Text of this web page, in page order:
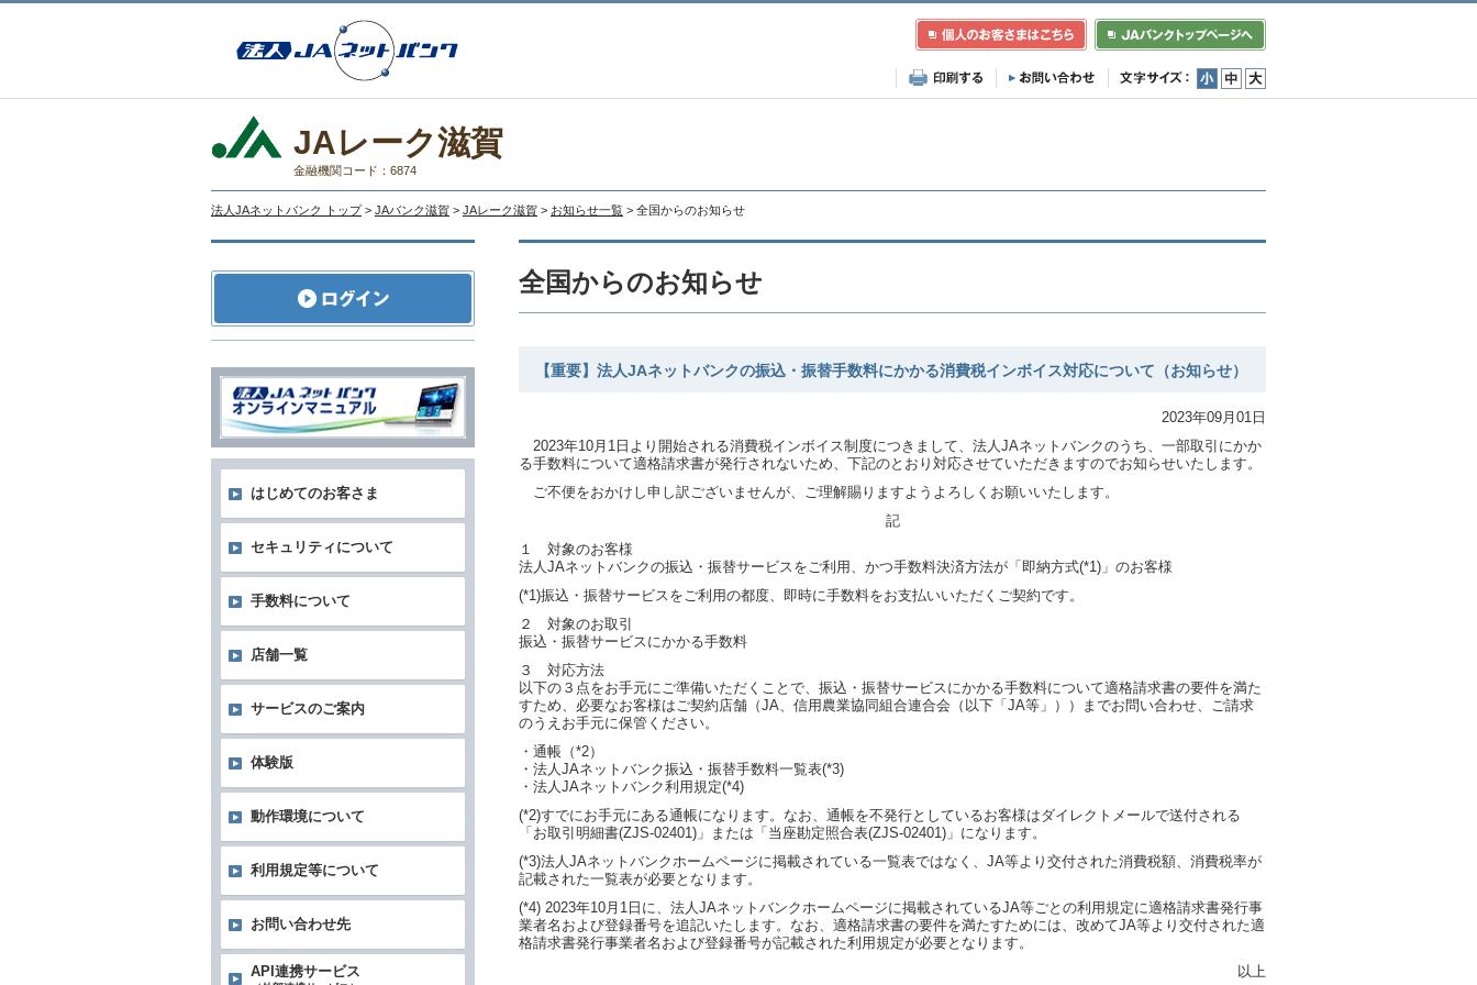
小 中 大
JAレーク滋賀
金融機関コード：6874
法人JAネットバンク トップ > JAバンク滋賀 > JAレーク滋賀 > お知らせ一覧 > 全国からのお知らせ
全国からのお知らせ
【重要】法人JAネットバンクの振込・振替手数料にかかる消費税インボイス対応について（お知らせ）
2023年09月01日
2023年10月1日より開始される消費税インボイス制度につきまして、法人JAネットバンクのうち、一部取引にかか
る手数料について適格請求書が発行されないため、下記のとおり対応させていただきますのでお知らせいたします。
ご不便をおかけし申し訳ございませんが、ご理解賜りますようよろしくお願いいたします。
記
１ 対象のお客様
法人JAネットバンクの振込・振替サービスをご利用、かつ手数料決済方法が「即納方式(*1)」のお客様
(*1)振込・振替サービスをご利用の都度、即時に手数料をお支払いいただくご契約です。
２ 対象のお取引
振込・振替サービスにかかる手数料
３ 対応方法
以下の３点をお手元にご準備いただくことで、振込・振替サービスにかかる手数料について適格請求書の要件を満た
すため、必要なお客様はご契約店舗（JA、信用農業協同組合連合会（以下「JA等」））までお問い合わせ、ご請求
のうえお手元に保管ください。
・通帳（*2）
・法人JAネットバンク振込・振替手数料一覧表(*3)
・法人JAネットバンク利用規定(*4)
(*2)すでにお手元にある通帳になります。なお、通帳を不発行としているお客様はダイレクトメールで送付される
「お取引明細書(ZJS-02401)」または「当座勘定照合表(ZJS-02401)」になります。
(*3)法人JAネットバンクホームページに掲載されている一覧表ではなく、JA等より交付された消費税額、消費税率が
記載された一覧表が必要となります。
(*4) 2023年10月1日に、法人JAネットバンクホームページに掲載されているJA等ごとの利用規定に適格請求書発行事
業者名および登録番号を追記いたします。なお、適格請求書の要件を満たすためには、改めてJA等より交付された適
格請求書発行事業者名および登録番号が記載された利用規定が必要となります。
以上
はじめてのお客さま
セキュリティについて
手数料について
店舗一覧
サービスのご案内
体験版
動作環境について
利用規定等について
お問い合わせ先
API連携サービス